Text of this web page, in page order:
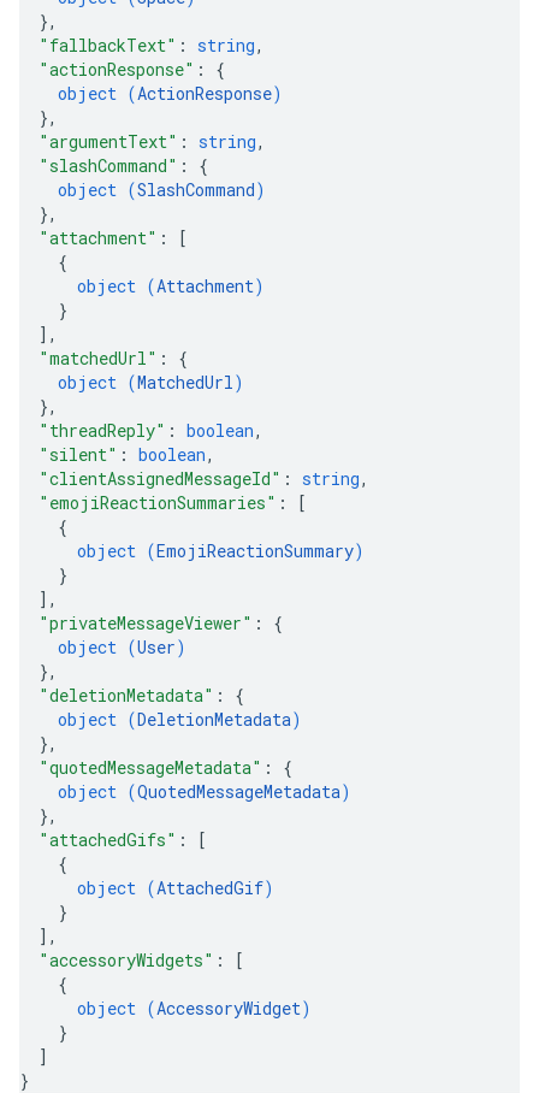
},
"fallbackText" : string,
"actionResponse" : {
object (ActionResponse)
},
"argumentText" : string,
"slashCommand" : {
object (SlashCommand)
},
"attachment" :
[
{
object (Attachment)
}
] ,
"matchedUrl" : {
object (MatchedUrl)
},
"threadReply" : boolean,
"silent" : boolean,
"clientAssignedMessageId" : string,
"emojiReactionSummaries" :
[
{
object (EmojiReactionSummary)
}
] ,
"privateMessageViewer" : {
object (User)
},
"deletionMetadata" : {
object (DeletionMetadata)
},
"quotedMessageMetadata" : {
object (QuotedMessageMetadata)
},
"attachedGifs" :
[
{
object (AttachedGif)
}
] ,
"accessoryWidgets" :
[
{
object (AccessoryWidget)
}
]
}